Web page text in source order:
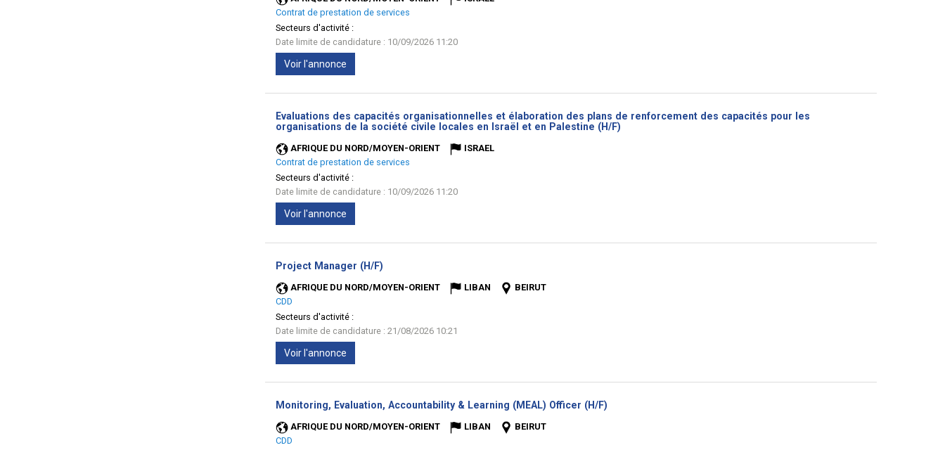
Contrat de prestation de services
Secteurs d'activité :
Date limite de candidature : 10/09/2026 11:20
Voir l'annonce
Evaluations des capacités organisationnelles et élaboration des plans de renforcement des capacités pour les
organisations de la société civile locales en Israël et en Palestine (H/F)
AFRIQUE DU NORD/MOYEN-ORIENT
ISRAEL
Contrat de prestation de services
Secteurs d'activité :
Date limite de candidature : 10/09/2026 11:20
Voir l'annonce
Project Manager (H/F)
AFRIQUE DU NORD/MOYEN-ORIENT LIBAN
BEIRUT
CDD
Secteurs d'activité :
Date limite de candidature : 21/08/2026 10:21
Voir l'annonce
Monitoring, Evaluation, Accountability & Learning (MEAL) Officer (H/F)
AFRIQUE DU NORD/MOYEN-ORIENT LIBAN
BEIRUT
CDD